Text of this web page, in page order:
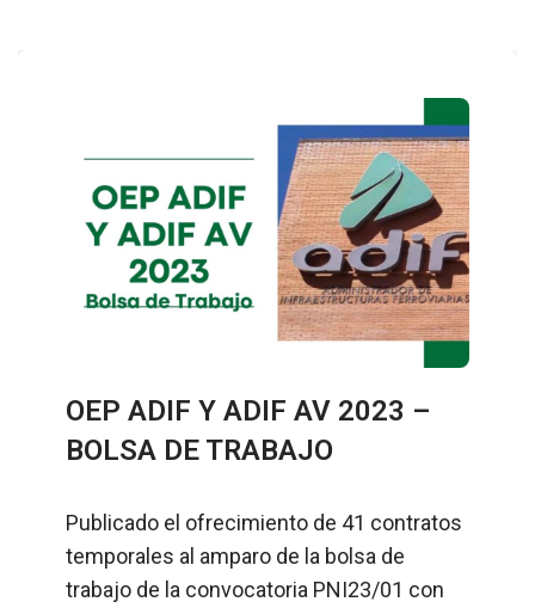
OEP ADIF Y ADIF AV 2023 –
BOLSA DE TRABAJO
Publicado el ofrecimiento de 41 contratos
temporales al amparo de la bolsa de
trabajo de la convocatoria PNI23/01 con